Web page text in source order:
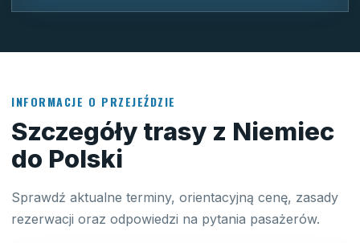
INFORMACJE O PRZEJEŹDZIE
Szczegóły trasy z Niemiec
do Polski
Sprawdź aktualne terminy, orientacyjną cenę, zasady
rezerwacji oraz odpowiedzi na pytania pasażerów.